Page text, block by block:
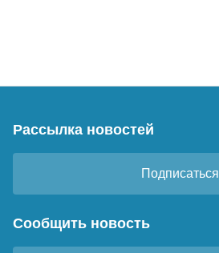
Рассылка новостей
Подписаться
Сообщить новость